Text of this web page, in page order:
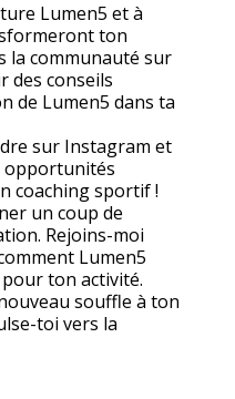
Lumen5 et à
ton
la communauté sur
des conseils
de Lumen5 dans ta
sur Instagram et
opportunités
coaching sportif !
un coup de
Rejoins-moi
Lumen5
ton activité.
souffle à ton
toi vers la